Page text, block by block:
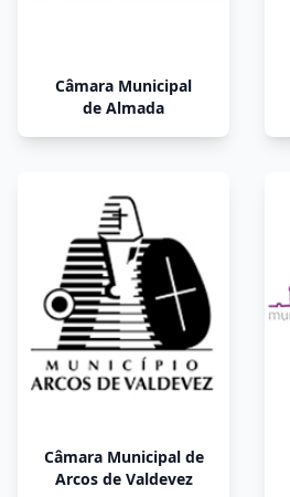
Câmara Municipal
de Almada
Câmara Municipal de
Arcos de Valdevez